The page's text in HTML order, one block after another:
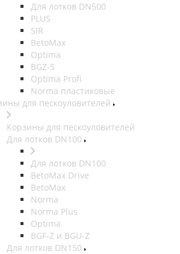
Для лотков DN500
PLUS
SIR
BetoMax
Optima
BGZ-S
Optima Profi
Norma пластиковые
для пескоуловителей
Корзины для пескоуловителей
Для лотков DN100
Для лотков DN100
BetoMax Drive
BetoMax
Norma
Norma Plus
Optima
BGF-Z и BGU-Z
Для лотков DN150